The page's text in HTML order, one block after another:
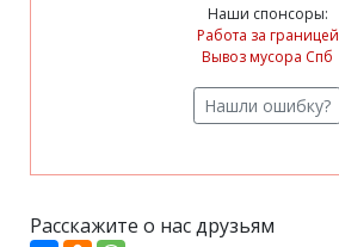
Наши спонсоры:
Работа за границей
Вывоз мусора Спб
Нашли ошибку?
Расскажите о нас друзьям